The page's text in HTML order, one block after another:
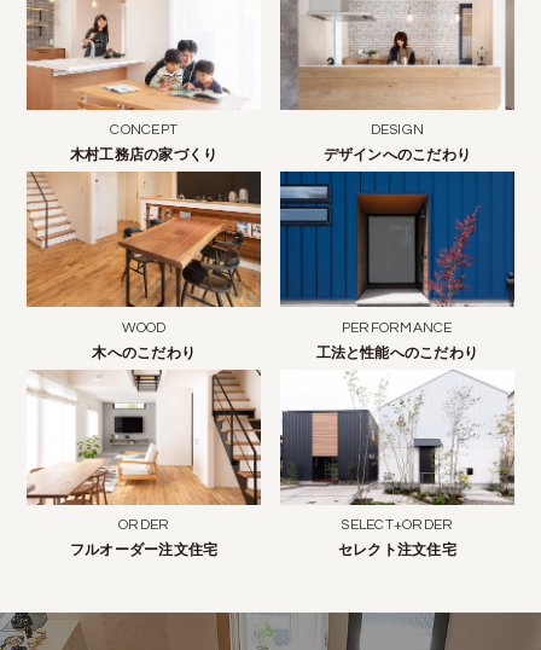
CONCEPT
木村工務店の家づくり
DESIGN
デザインへのこだわり
WOOD
木へのこだわり
PERFORMANCE
工法と性能へのこだわり
ORDER
フルオーダー注文住宅
SELECT+ORDER
セレクト注文住宅